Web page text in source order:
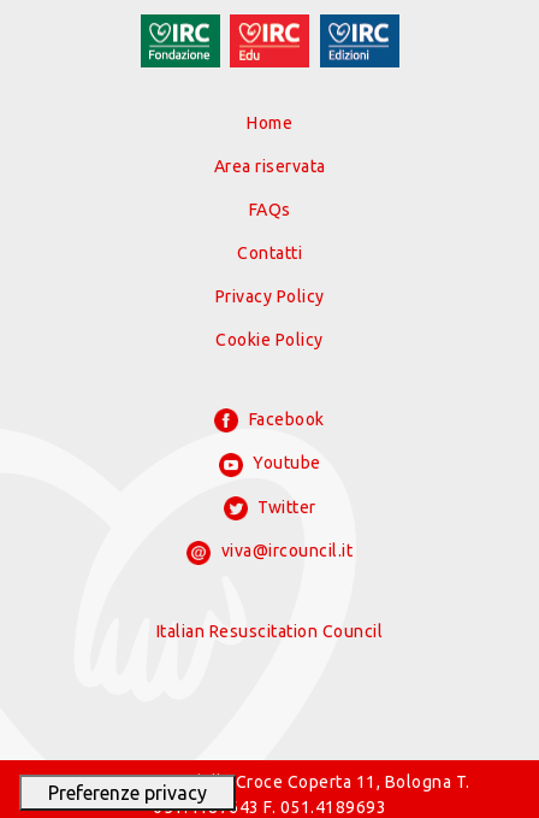
Home
Area riservata
FAQs
Contatti
Privacy Policy
Cookie Policy
Facebook
Youtube
Twitter
viva@ircouncil.it
Italian Resuscitation Council
© 2026 IRC Via della Croce Coperta 11, Bologna T.
051.4187643 F. 051.4189693